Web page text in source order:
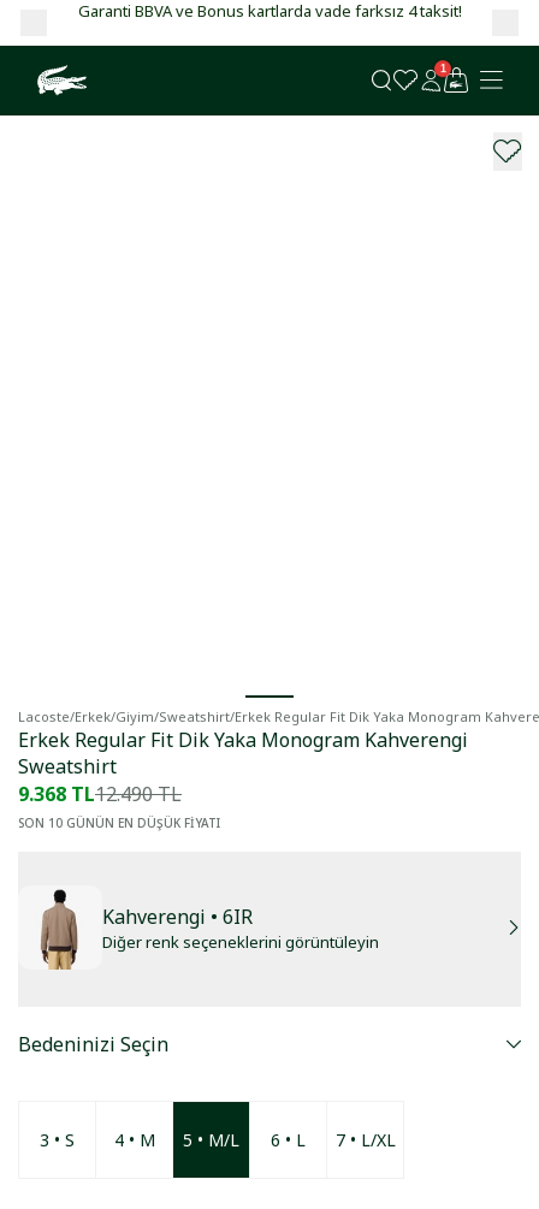
Garanti BBVA ve Bonus kartlarda vade farksız 4 taksit!
1
Lacoste/Erkek/Giyim/Sweatshirt/Erkek Regular Fit Dik Yaka Monogram
Erkek Regular Fit Dik Yaka Monogram Kahverengi
Sweatshirt
9.368 TL12.490 TL
SON 10 GÜNÜN EN DÜŞÜK FİYATI
Kahverengi • 6IR
Diğer renk seçeneklerini görüntüleyin
Bedeninizi Seçin
3 • S 4 • M 5 • M/L 6 • L 7 • L/XL